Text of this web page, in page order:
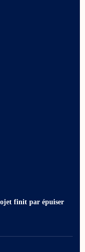
finit par épuiser